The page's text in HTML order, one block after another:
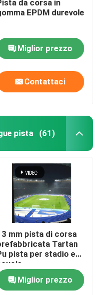
da corsa in
EPDM durevole
Miglior prezzo
Contattaci
pista (61)
mm pista di corsa
Tartan
pista per stadio e
Miglior prezzo